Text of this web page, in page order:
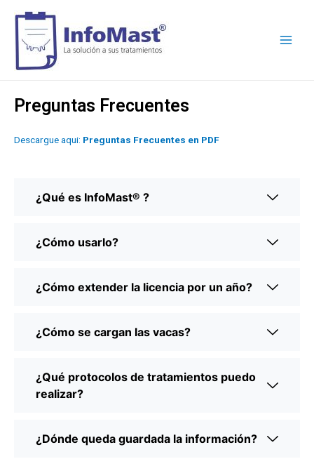
Preguntas Frecuentes
Descargue aqui: Preguntas Frecuentes en PDF
¿Qué es InfoMast® ?
¿Cómo usarlo?
¿Cómo extender la licencia por un año?
¿Cómo se cargan las vacas?
¿Qué protocolos de tratamientos puedo
realizar?
¿Dónde queda guardada la información?